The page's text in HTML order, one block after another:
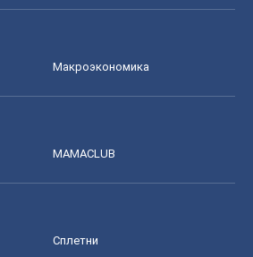
Mакроэкономика
MAMACLUB
Сплетни